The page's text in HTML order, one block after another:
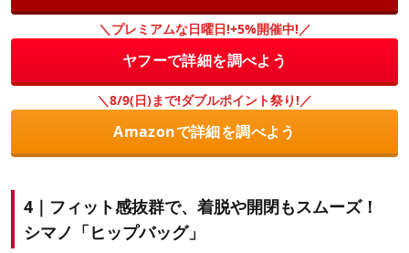
＼プレミアムな日曜日!+5%開催中!／
ヤフーで詳細を調べよう
＼8/9(日)まで!ダブルポイント祭り!／
Amazonで詳細を調べよう
4｜フィット感抜群で、着脱や開閉もスムーズ！
シマノ「ヒップバッグ」